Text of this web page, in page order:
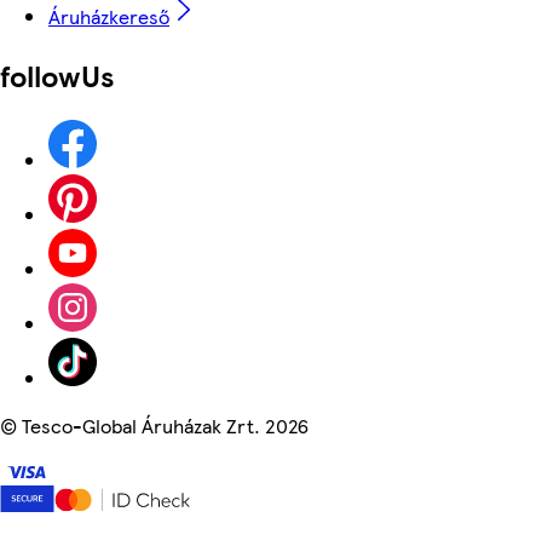
Áruházkereső
followUs
©Tesco-Global Áruházak Zrt. 2026